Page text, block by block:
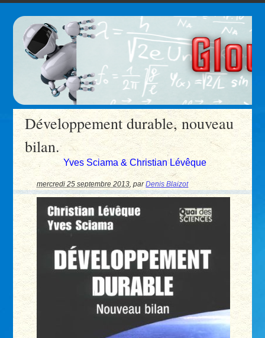
Développement durable, nouveau
bilan.
Yves Sciama & Christian Lévêque
mercredi 25 septembre 2013,parDenis Blaizot